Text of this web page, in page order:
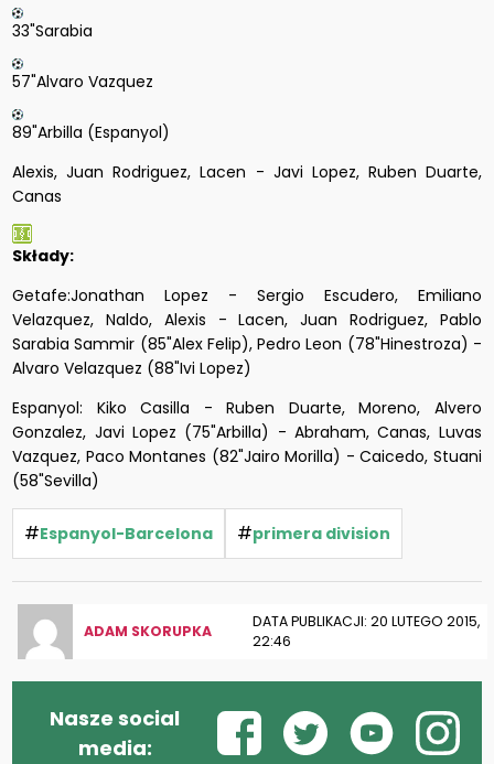
33"Sarabia
57"Alvaro Vazquez
89"Arbilla (Espanyol)
Alexis, Juan Rodriguez, Lacen - Javi Lopez, Ruben Duarte,
Canas
Składy:
Getafe:Jonathan Lopez - Sergio Escudero, Emiliano
Velazquez, Naldo, Alexis - Lacen, Juan Rodriguez, Pablo
Sarabia Sammir (85"Alex Felip), Pedro Leon (78"Hinestroza) -
Alvaro Velazquez (88"Ivi Lopez)
Espanyol: Kiko Casilla - Ruben Duarte, Moreno, Alvero
Gonzalez, Javi Lopez (75"Arbilla) - Abraham, Canas, Luvas
Vazquez, Paco Montanes (82"Jairo Morilla) - Caicedo, Stuani
(58"Sevilla)
#Espanyol-Barcelona #primera division
ADAM SKORUPKA
DATA PUBLIKACJI: 20 LUTEGO 2015,
22:46
Nasze social
media: